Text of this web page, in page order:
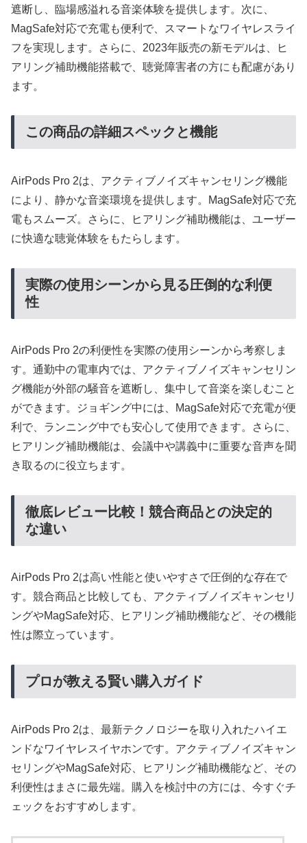
遮断し、臨場感溢れる音楽体験を提供します。次に、
MagSafe対応で充電も便利で、スマートなワイヤレスライ
フを実現します。さらに、2023年販売の新モデルは、ヒ
アリング補助機能搭載で、聴覚障害者の方にも配慮があり
ます。
この商品の詳細スペックと機能
AirPods Pro 2は、アクティブノイズキャンセリング機能
により、静かな音楽環境を提供します。MagSafe対応で充
電もスムーズ。さらに、ヒアリング補助機能は、ユーザー
に快適な聴覚体験をもたらします。
実際の使用シーンから見る圧倒的な利便
性
AirPods Pro 2の利便性を実際の使用シーンから考察しま
す。通勤中の電車内では、アクティブノイズキャンセリン
グ機能が外部の騒音を遮断し、集中して音楽を楽しむこと
ができます。ジョギング中には、MagSafe対応で充電が便
利で、ランニング中でも安心して使用できます。さらに、
ヒアリング補助機能は、会議中や講義中に重要な音声を聞
き取るのに役立ちます。
徹底レビュー比較！競合商品との決定的
な違い
AirPods Pro 2は高い性能と使いやすさで圧倒的な存在で
す。競合商品と比較しても、アクティブノイズキャンセリ
ングやMagSafe対応、ヒアリング補助機能など、その機能
性は際立っています。
プロが教える賢い購入ガイド
AirPods Pro 2は、最新テクノロジーを取り入れたハイエ
ンドなワイヤレスイヤホンです。アクティブノイズキャン
セリングやMagSafe対応、ヒアリング補助機能など、その
利便性はまさに最先端。購入を検討中の方には、今すぐチ
ェックをおすすめします。